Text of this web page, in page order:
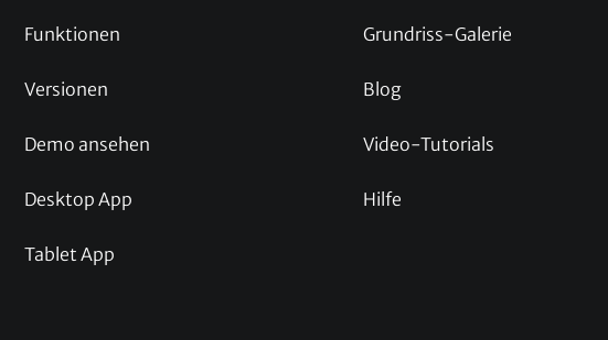
Funktionen
Versionen
Demo ansehen
Desktop App
Tablet App
Grundriss-Galerie
Blog
Video-Tutorials
Hilfe